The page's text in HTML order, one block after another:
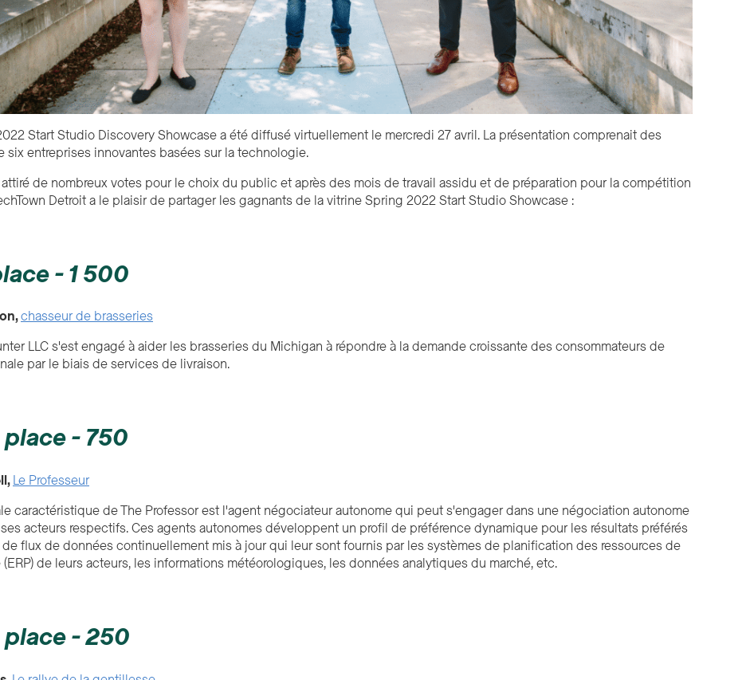
Start Studio Discovery Showcase a été diffusé virtuellement le mercredi 27 avril. La présentation comprenait des
six entreprises innovantes basées sur la technologie.
attiré de nombreux votes pour le choix du public et après des mois de travail assidu et de préparation pour la compétition
Detroit a le plaisir de partager les gagnants de la vitrine Spring 2022 Start Studio Showcase :
- 1 500
chasseur de brasseries
LLC s'est engagé à aider les brasseries du Michigan à répondre à la demande croissante des consommateurs de
par le biais de services de livraison.
- 750
Le Professeur
caractéristique de The Professor est l'agent négociateur autonome qui peut s'engager dans une négociation autonome
acteurs respectifs. Ces agents autonomes développent un profil de préférence dynamique pour les résultats préférés
de flux de données continuellement mis à jour qui leur sont fournis par les systèmes de planification des ressources de
de leurs acteurs, les informations météorologiques, les données analytiques du marché, etc.
- 250